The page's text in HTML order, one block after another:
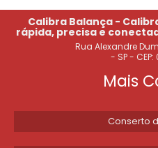
EMPRESAS QUE CALIBRAM
MANUTENÇÃO DE BALANÇA
EMPRESAS QUE CALIBRAM
Calibra Balança -
rápida, precisa e
Rua Alexandre
- SP -
Mais
Conserto